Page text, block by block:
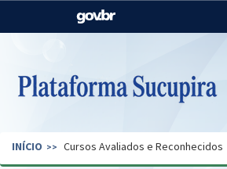
Casa Civil
Pecuária e Abastecimento
Secretaria de Governo
INÍCIO Cursos Avaliados e Reconhecidos